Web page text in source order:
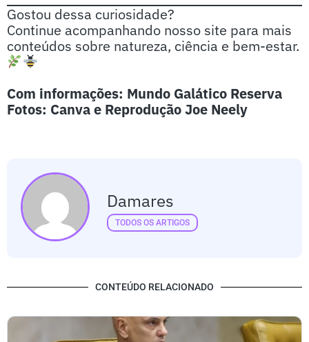
Gostou dessa curiosidade?
Continue acompanhando nosso site para mais
conteúdos sobre natureza, ciência e bem-estar.
Com informações: Mundo Galático Reserva
Fotos: Canva e Reprodução Joe Neely
Damares
TODOS OS ARTIGOS
CONTEÚDO RELACIONADO